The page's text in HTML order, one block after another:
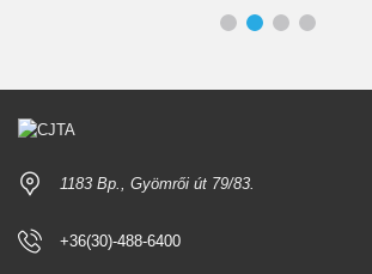
1183 Bp., Gyömrői út 79/83.
+36(30)-488-6400